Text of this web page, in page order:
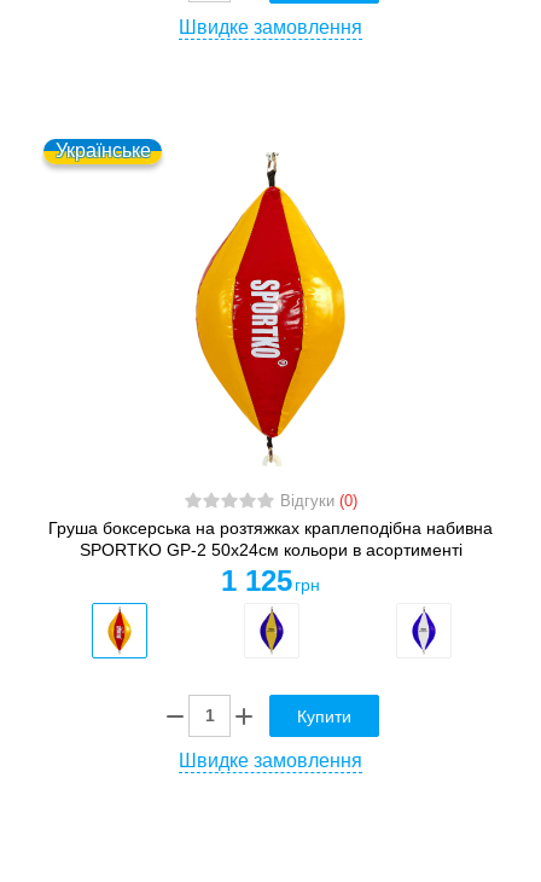
Швидке замовлення
Українське
Відгуки (0)
Груша боксерська на розтяжках краплеподібна набивна
SPORTKO GP-2 50x24см кольори в асортименті
1 125 грн
Купити
Швидке замовлення